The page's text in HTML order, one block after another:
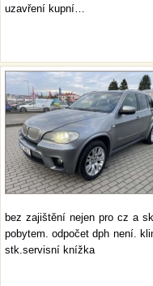
uzavření kupní…
bez zajištění nejen pro cz a
pobytem. odpočet dph není.
stk.servisní knížka